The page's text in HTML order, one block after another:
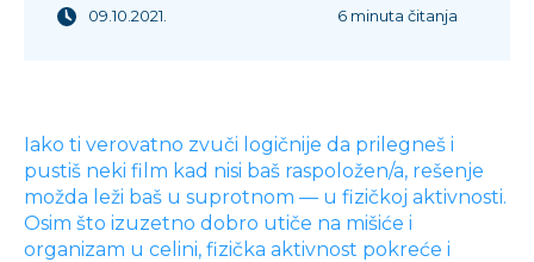
09.10.2021. 6 minuta čitanja
Iako ti verovatno zvuči logičnije da prilegneš i
pustiš neki film kad nisi baš raspoložen/a, rešenje
možda leži baš u suprotnom — u fizičkoj aktivnosti.
Osim što izuzetno dobro utiče na mišiće i
organizam u celini, fizička aktivnost pokreće i